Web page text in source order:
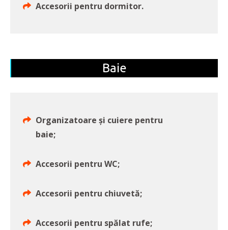
Accesorii pentru dormitor.
Baie
Organizatoare și cuiere pentru
baie;
Accesorii pentru WC;
Accesorii pentru chiuvetă;
Accesorii pentru spălat rufe;